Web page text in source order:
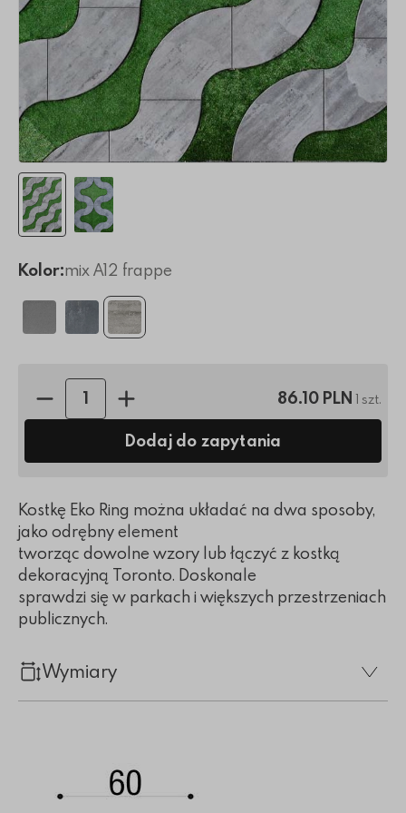
Kolor:mix A12 frappe
Ilość sztuk: 86.10 PLN 1 szt.
Dodaj do zapytania
Kostkę Eko Ring można układać na dwa sposoby,
jako odrębny element
tworząc dowolne wzory lub łączyć z kostką
dekoracyjną Toronto. Doskonale
sprawdzi się w parkach i większych przestrzeniach
publicznych.
Wymiary